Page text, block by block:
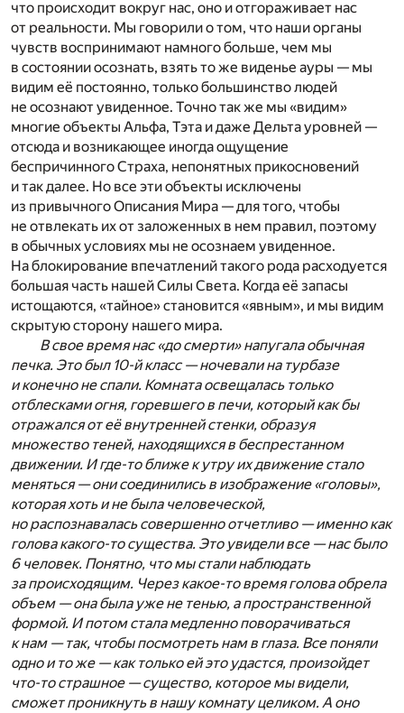
что происходит вокруг нас, оно и отгораживает нас
от реальности. Мы говорили о том, что наши органы
чувств воспринимают намного больше, чем мы
в состоянии осознать, взять то же виденье ауры — мы
видим её постоянно, только большинство людей
не осознают увиденное. Точно так же мы «видим»
многие объекты Альфа, Тэта и даже Дельта уровней —
отсюда и возникающее иногда ощущение
беспричинного Страха, непонятных прикосновений
и так далее. Но все эти объекты исключены
из привычного Описания Мира — для того, чтобы
не отвлекать их от заложенных в нем правил, поэтому
в обычных условиях мы не осознаем увиденное.
На блокирование впечатлений такого рода расходуется
большая часть нашей Силы Света. Когда её запасы
истощаются, «тайное» становится «явным», и мы видим
скрытую сторону нашего мира.
В свое время нас «до смерти» напугала обычная
печка. Это был 10-й класс — ночевали на турбазе
и конечно не спали. Комната освещалась только
отблесками огня, горевшего в печи, который как бы
отражался от её внутренней стенки, образуя
множество теней, находящихся в беспрестанном
движении. И где-то ближе к утру их движение стало
меняться — они соединились в изображение «головы»,
которая хоть и не была человеческой,
но распознавалась совершенно отчетливо — именно как
голова какого-то существа. Это увидели все — нас было
6 человек. Понятно, что мы стали наблюдать
за происходящим. Через какое-то время голова обрела
объем — она была уже не тенью, а пространственной
формой. И потом стала медленно поворачиваться
к нам — так, чтобы посмотреть нам в глаза. Все поняли
одно и то же — как только ей это удастся, произойдет
что-то страшное — существо, которое мы видели,
сможет проникнуть в нашу комнату целиком. А оно